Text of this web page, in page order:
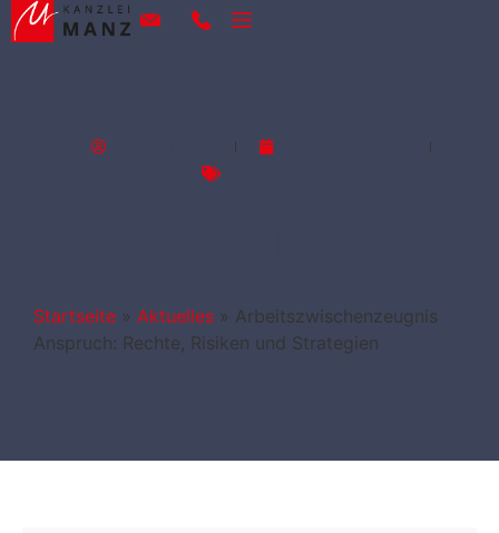
Startseite » Aktuelles » Arbeitszwischenzeugnis
Anspruch: Rechte, Risiken und Strategien